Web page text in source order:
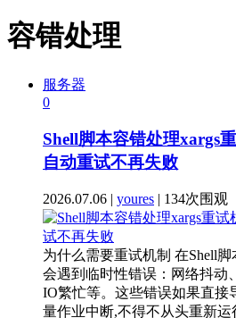
容错处理
服务器
0
Shell脚本容错处理xargs
自动重试不再失败
2026.07.06 | youres | 134次围观
为什么需要重试机制 在Shell
会遇到临时性错误：网络抖动
IO繁忙等。这些错误如果直接
量作业中断,不得不从头重新运